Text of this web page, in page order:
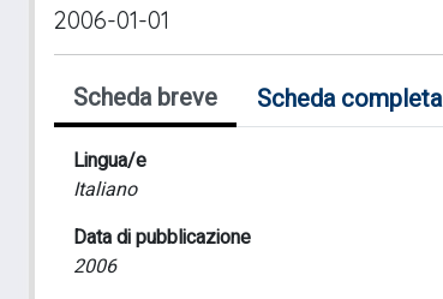
2006-01-01
Scheda breve Scheda completa
Lingua/e
Italiano
Data di pubblicazione
2006